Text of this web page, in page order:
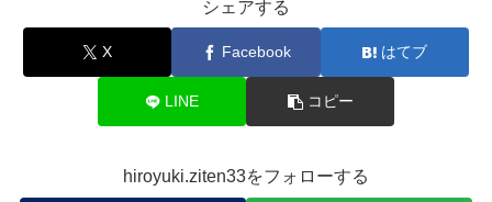
シェアする
X Facebook はてブ
LINE コピー
hiroyuki.ziten33をフォローする